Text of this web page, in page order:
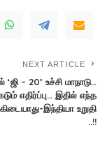
NEXT ARTICLE
‘ஜி – 20’ உச்சி மாநாடு…
எதிர்ப்பு… இதில் எந்த
இந்தியா உறுதி
..!!